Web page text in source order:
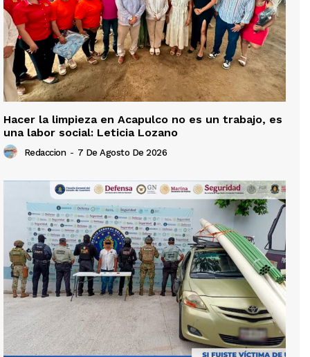
Hacer la limpieza en Acapulco no es un trabajo, es
una labor social: Leticia Lozano
Redaccion - 7 De Agosto De 2026